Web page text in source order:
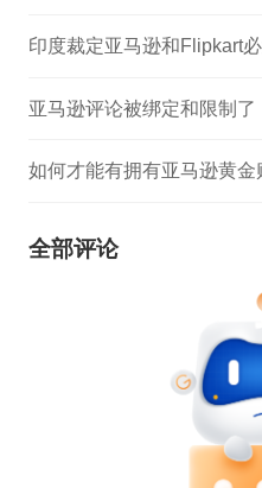
印度裁定亚马逊和Flipkart
亚马逊评论被绑定和限制
如何才能有拥有亚马逊黄金
全部评论